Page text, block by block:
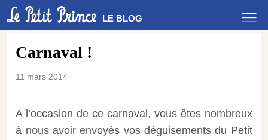
LE BLOG
Carnaval !
11 mars 2014
A l’occasion de ce carnaval, vous êtes nombreux
à nous avoir envoyés vos déguisements du Petit